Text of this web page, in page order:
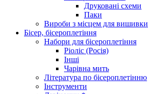
Друковані схеми
Паки
Вироби з місцем для вишивки
Бісер, бісероплетіння
Набори для бісероплетіння
Ріоліс (Росія)
Інші
Чарівна мить
Література по бісероплетінню
Інструменти